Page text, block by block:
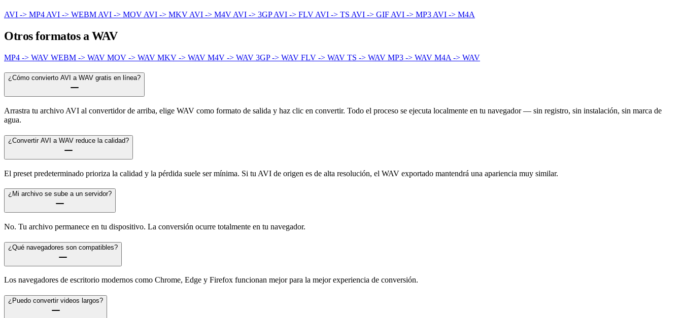
AVI -> MP4 AVI -> WEBM AVI -> MOV AVI -> MKV AVI -> M4V AVI -> 3GPAVI -> FLV AVI -> TS AVI -> GIF AVI -> MP3 AVI -> M4A
Otros formatos a WAV
MP4 -> WAV WEBM -> WAV MOV -> WAV MKV -> WAV M4V -> WAV 3GP -> WAV FLV -> WAV TS -> WAV MP3 -> WAV M4A -> WAV
¿Cómo convierto AVI a WAV gratis en línea?
Arrastra tu archivo AVI al convertidor de arriba, elige WAV como formato de salida y haz clic en convertir. Todo el proceso se ejecuta localmente en tu navegador — sin registro, sin instalación, sin marca de
agua.
¿Convertir AVI a WAV reduce la calidad?
El preset predeterminado prioriza la calidad y la pérdida suele ser mínima. Si tu AVI de origen es de alta resolución, el WAV exportado mantendrá una apariencia muy similar.
¿Mi archivo se sube a un servidor?
No. Tu archivo permanece en tu dispositivo. La conversión ocurre totalmente en tu navegador.
¿Qué navegadores son compatibles?
Los navegadores de escritorio modernos como Chrome, Edge y Firefox funcionan mejor para la mejor experiencia de conversión.
¿Puedo convertir videos largos?